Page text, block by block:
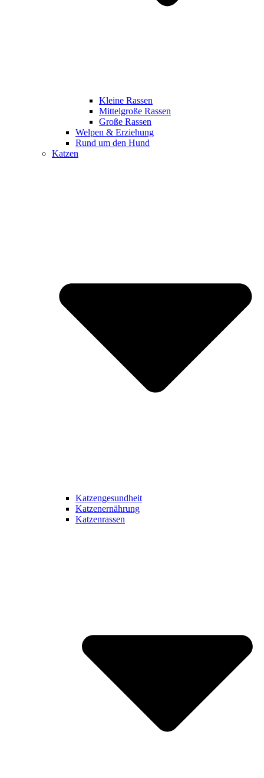
Kleine Rassen
Mittelgroße Rassen
Große Rassen
Welpen & Erziehung
Rund um den Hund
Katzen
Katzengesundheit
Katzenernährung
Katzenrassen